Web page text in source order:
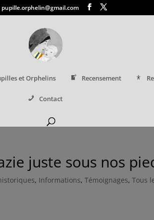
pupille.orphelin@gmail.com
et Orphelins Recensement
Contact
juste sous nos
, Informations,Témoignages,Tous